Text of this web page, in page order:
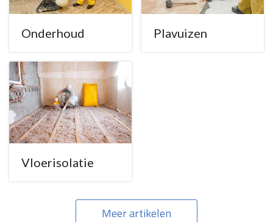
Onderhoud Plavuizen
Vloerisolatie
Meer artikelen